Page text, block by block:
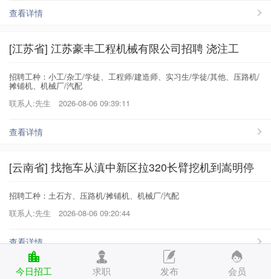
查看详情
[江苏省] 江苏豪丰工程机械有限公司招聘 浇注工
招聘工种：小工/杂工/学徒、工程师/建造师、实习生/学徒/其他、压路机/
摊铺机、机械厂/汽配
联系人:先生
2026-08-06 09:39:11
查看详情
[云南省] 找拖车从滇中新区拉320长臂挖机到嵩明停
招聘工种：土石方、压路机/摊铺机、机械厂/汽配
联系人:先生
2026-08-06 09:20:44
查看详情
今日招工 求职 发布 会员